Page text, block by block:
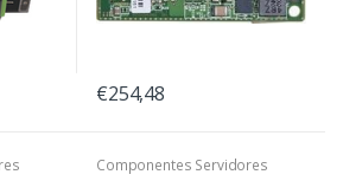
€254,48
Componentes Servidores